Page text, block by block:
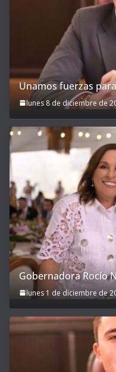
Unamos fuerzas
lunes 8 de diciembre de
Gobernadora Rocío
lunes 1 de diciembre de